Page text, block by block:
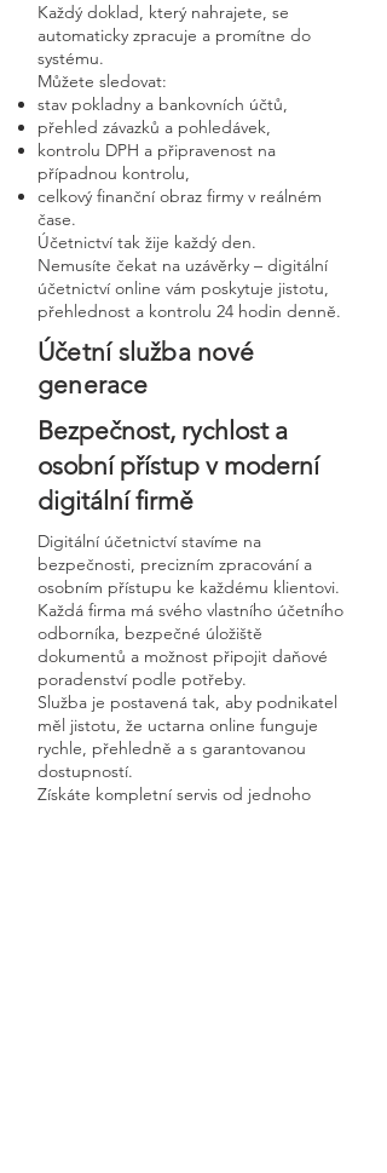
Každý doklad, který nahrajete, se
automaticky zpracuje a promítne do
systému.
Můžete sledovat:
stav pokladny a bankovních účtů,
přehled závazků a pohledávek,
kontrolu DPH a připravenost na
případnou kontrolu,
celkový finanční obraz firmy v reálném
čase.
Účetnictví tak žije každý den.
Nemusíte čekat na uzávěrky – digitální
účetnictví online vám poskytuje jistotu,
přehlednost a kontrolu 24 hodin denně.
Účetní služba nové
generace
Bezpečnost, rychlost a
osobní přístup v moderní
digitální firmě
Digitální účetnictví stavíme na
bezpečnosti, precizním zpracování a
osobním přístupu ke každému klientovi.
Každá firma má svého vlastního účetního
odborníka, bezpečné úložiště
dokumentů a možnost připojit daňové
poradenství podle potřeby.
Služba je postavená tak, aby podnikatel
měl jistotu, že uctarna online funguje
rychle, přehledně a s garantovanou
dostupností.
Získáte kompletní servis od jednoho